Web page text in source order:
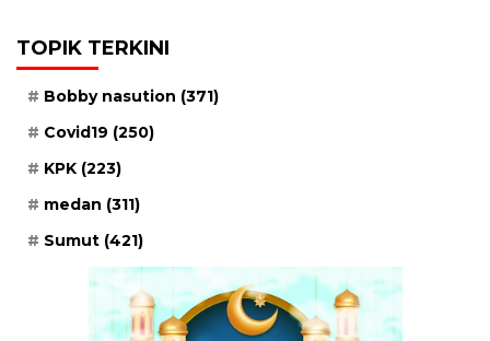
TOPIK TERKINI
Bobby nasution (371)
Covid19 (250)
KPK (223)
medan (311)
Sumut (421)